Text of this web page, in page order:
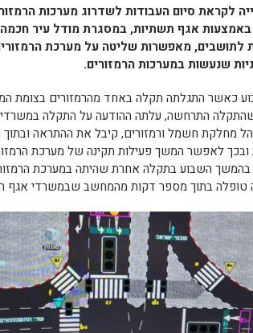
לקראת סיום העבודות לשדרוג מערכות
אגף תשתיות, במסגרת מודל עיר חכמה
לתושבים, מאפשרות שליטה על מערכת
שנעשות במערכות הרמזורים.
כאשר התגלתה תקלה באחד מהרמזורים בצומת
התרחשה, עלתה ההודעה על התקלה
מחלקת חשמל ורמזורים, קיבל את ההתראה
לאפשר המשך פעילות תקינה של מערכת
בהמשך השבוע בתקלה אחרת שהיתה במערכת
טופלה בתוך מספר דקות מהמחשב שבמשרדי אגף